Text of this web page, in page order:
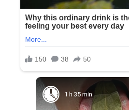
1 h 35 min